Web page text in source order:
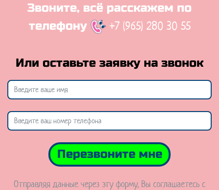
Звоните, всё расскажем по
телефону
+7 (965) 280 30 55
Или оставьте заявку на звонок
Перезвоните мне
Отправляя данные через эту форму, Вы соглашаетесь с